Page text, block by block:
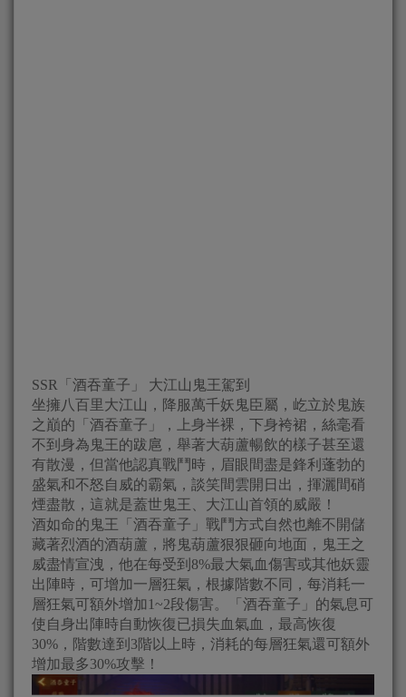
SSR「酒吞童子」 大江山鬼王駕到
坐擁八百里大江山，降服萬千妖鬼臣屬，屹立於鬼族
之巔的「酒吞童子」，上身半裸，下身袴裙，絲毫看
不到身為鬼王的跋扈，舉著大葫蘆暢飲的樣子甚至還
有散漫，但當他認真戰鬥時，眉眼間盡是鋒利蓬勃的
盛氣和不怒自威的霸氣，談笑間雲開日出，揮灑間硝
煙盡散，這就是蓋世鬼王、大江山首領的威嚴！
酒如命的鬼王「酒吞童子」戰鬥方式自然也離不開儲
藏著烈酒的酒葫蘆，將鬼葫蘆狠狠砸向地面，鬼王之
威盡情宣洩，他在每受到8%最大氣血傷害或其他妖靈
出陣時，可增加一層狂氣，根據階數不同，每消耗一
層狂氣可額外增加1~2段傷害。「酒吞童子」的氣息可
使自身出陣時自動恢復已損失血氣血，最高恢復
30%，階數達到3階以上時，消耗的每層狂氣還可額外
增加最多30%攻擊！